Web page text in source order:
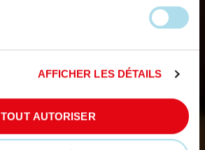
AFFICHER LES DÉTAILS
TOUT AUTORISER